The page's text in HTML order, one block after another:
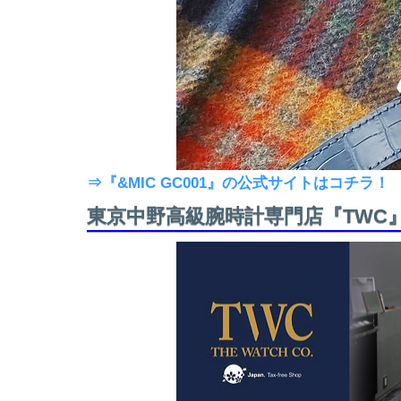
⇒『&MIC GC001』の公式サイトはコチラ！
東京中野高級腕時計専門店『TWC